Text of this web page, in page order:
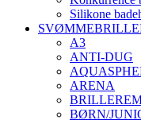
Silikone
A3
ANTI-DUG
ARENA
BØRN/